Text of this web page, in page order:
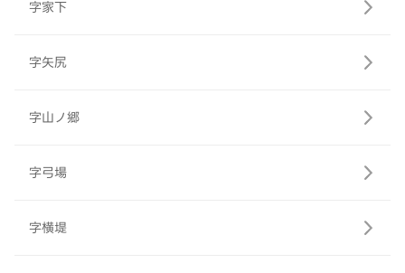
字家下
字矢尻
字山ノ郷
字弓場
字横堤